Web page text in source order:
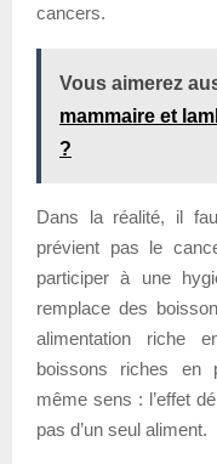
cancers.
Vous aimerez
mammaire et
?
Dans la réalité, il
prévient pas le
participer à une
remplace des
alimentation riche
boissons riches en
même sens : l’effet
pas d’un seul aliment.